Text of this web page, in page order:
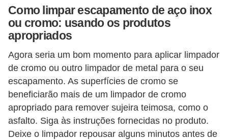
Como limpar escapamento de aço inox
ou cromo: usando os produtos
apropriados
Agora seria um bom momento para aplicar limpador
de cromo ou outro limpador de metal para o seu
escapamento. As superfícies de cromo se
beneficiarão mais de um limpador de cromo
apropriado para remover sujeira teimosa, como o
asfalto. Siga às instruções fornecidas no produto.
Deixe o limpador repousar alguns minutos antes de
t
o
m
o
t
i
v
a
s